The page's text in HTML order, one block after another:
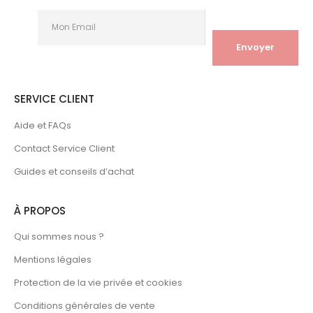
SERVICE CLIENT
Aide et FAQs
Contact Service Client
Guides et conseils d’achat
À PROPOS
Qui sommes nous ?
Mentions légales
Protection de la vie privée et cookies
Conditions générales de vente